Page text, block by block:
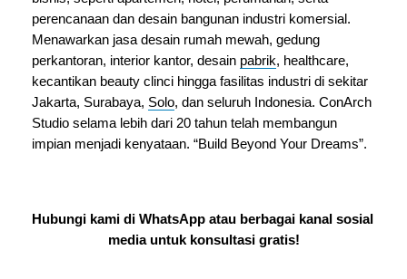
perencanaan dan desain bangunan industri komersial.
Menawarkan jasa desain rumah mewah, gedung
perkantoran, interior kantor, desain pabrik, healthcare,
kecantikan beauty clinci hingga fasilitas industri di sekitar
Jakarta, Surabaya, Solo, dan seluruh Indonesia. ConArch
Studio selama lebih dari 20 tahun telah membangun
impian menjadi kenyataan. “Build Beyond Your Dreams”.
Hubungi kami di WhatsApp atau berbagai kanal sosial
media untuk konsultasi gratis!